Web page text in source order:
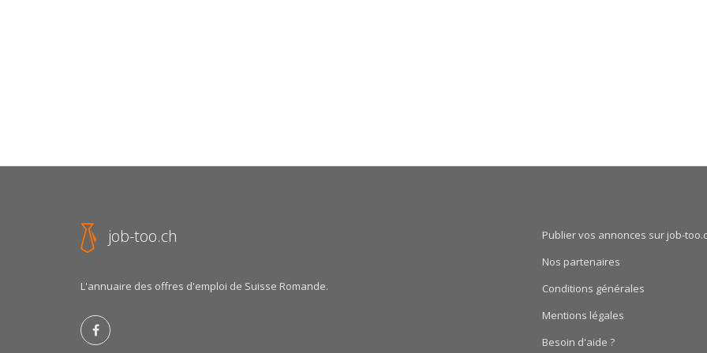
job-too.ch
L'annuaire des offres d'emploi de Suisse Romande.
Publier vos annonces sur job-
Nos partenaires
Conditions générales
Mentions légales
Besoin d'aide ?